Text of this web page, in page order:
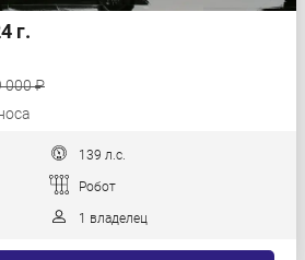
г.
000 ₽
139 л.с.
Робот
1 владелец